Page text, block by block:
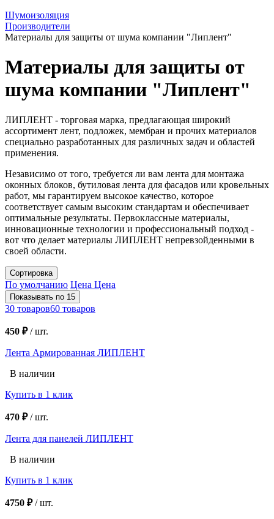
Шумоизоляция
Производители
Материалы для защиты от шума компании "Липлент"
Материалы для защиты от
шума компании "Липлент"
ЛИПЛЕНТ - торговая марка, предлагающая широкий
ассортимент лент, подложек, мембран и прочих материалов
специально разработанных для различных задач и областей
применения.
Независимо от того, требуется ли вам лента для монтажа
оконных блоков, бутиловая лента для фасадов или кровельных
работ, мы гарантируем высокое качество, которое
соответствует самым высоким стандартам и обеспечивает
оптимальные результаты. Первоклассные материалы,
инновационные технологии и профессиональный подход -
вот что делает материалы ЛИПЛЕНТ непревзойденными в
своей области.
Сортировка
По умолчанию Цена Цена
Показывать по 15
30 товаров60 товаров
450 ₽/шт.
Лента Армированная ЛИПЛЕНТ
В наличии
Купить в 1 клик
470 ₽/шт.
Лента для панелей ЛИПЛЕНТ
В наличии
Купить в 1 клик
4750 ₽/шт.